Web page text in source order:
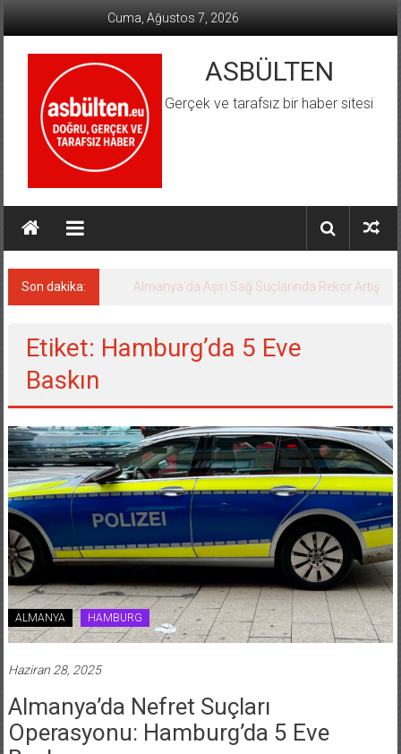
Cuma, Ağustos 7, 2026
ASBÜLTEN
Gerçek ve tarafsız bir haber sitesi
Son dakika: Almanya’da Aşırı Sağ Suçlarında Rekor Artış
Etiket: Hamburg’da 5 Eve
Baskın
ALMANYA HAMBURG
Haziran 28, 2025
Almanya’da Nefret Suçları
Operasyonu: Hamburg’da 5 Eve